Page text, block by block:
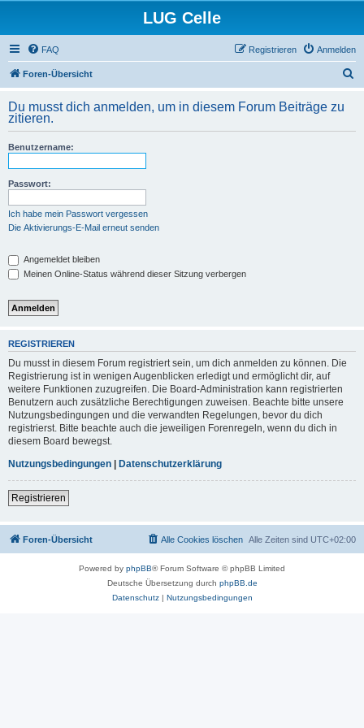
LUG Celle
FAQ Anmelden
Registrieren
Foren-Übersicht
h
Du musst dich anmelden, um in diesem Forum Beiträge zu
zitieren.
Benutzername:
Passwort:
Ich habe mein Passwort vergessen
Die Aktivierungs-E-Mail erneut senden
Angemeldet bleiben
Meinen Online-Status während dieser Sitzung verbergen
REGISTRIEREN
Du musst in diesem Forum registriert sein, um dich anmelden zu können. Die
Registrierung ist in wenigen Augenblicken erledigt und ermöglicht dir, auf
weitere Funktionen zuzugreifen. Die Board-Administration kann registrierten
Benutzern auch zusätzliche Berechtigungen zuweisen. Beachte bitte unsere
Nutzungsbedingungen und die verwandten Regelungen, bevor du dich
registrierst. Bitte beachte auch die jeweiligen Forenregeln, wenn du dich in
diesem Board bewegst.
Nutzungsbedingungen | Datenschutzerklärung
Registrieren
Foren-Übersicht Alle Zeiten sind UTC+02:00
Alle Cookies löschen
Powered by phpBB® Forum Software © phpBB Limited
Deutsche Übersetzung durch phpBB.de
Datenschutz| Nutzungsbedingungen